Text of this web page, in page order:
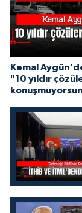
Kemal
"10 yıldır